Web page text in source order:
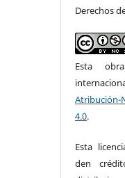
Derechos
Esta
Atribución-
4.0.
Esta
den